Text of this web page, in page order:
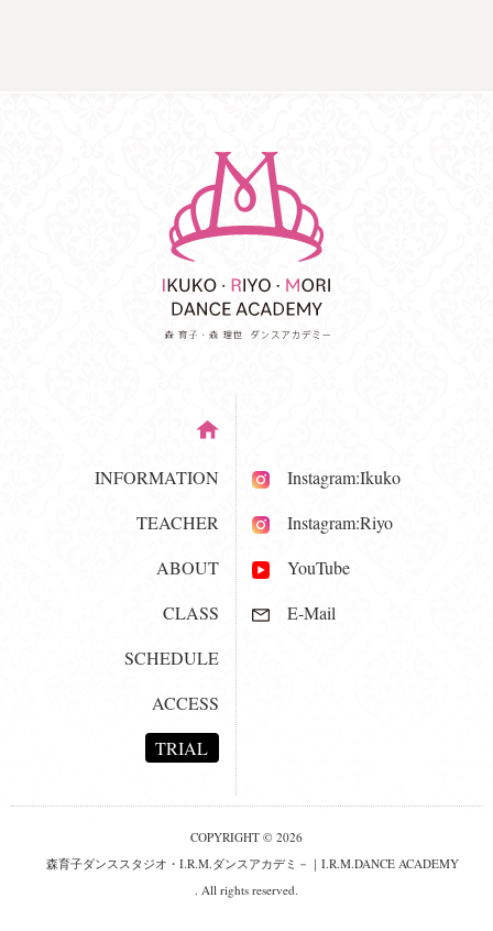
INFORMATION
TEACHER
ABOUT
CLASS
SCHEDULE
ACCESS
TRIAL
Instagram:Ikuko
Instagram:Riyo
YouTube
E-Mail
COPYRIGHT © 2026
森育子ダンススタジオ・I.R.M.ダンスアカデミ－｜I.R.M.DANCE ACADEMY
. All rights reserved.